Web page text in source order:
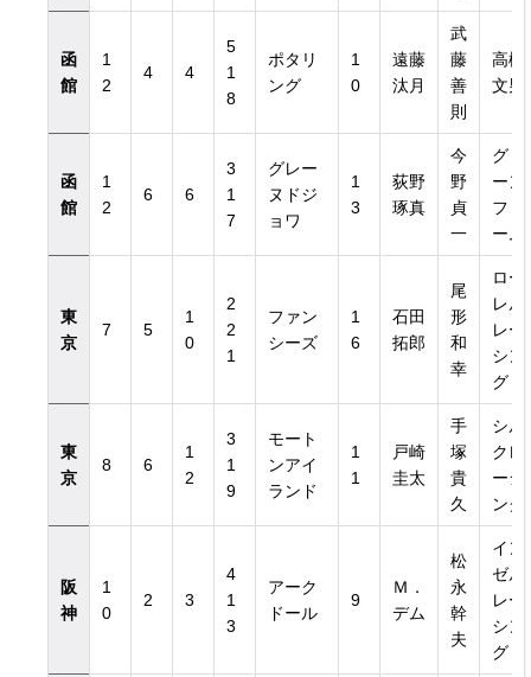
函
館
1
2
4 4
5
1
8
ポタリ
ング
1
0
遠藤
汰月
武
藤
善
則
高橋
文男
函
館
1
2
6 6
3
1
7
グレー
ヌドジ
ョワ
1
3
荻野
琢真
今
野
貞
一
グリ
ーン
ファ
ーム
東
京
7 5
1
0
2
2
1
ファン
シーズ
1
6
石田
拓郎
尾
形
和
幸
ロー
レル
レー
シン
グ
東
京
8 6
1
2
3
1
9
モート
ンアイ
ランド
1
1
戸崎
圭太
手
塚
貴
久
シル
クレ
ーシ
ング
阪
神
1
0
2 3
4
1
3
アーク
ドール
9
Ｍ．
デム
松
永
幹
夫
イン
ゼル
レー
シン
グ